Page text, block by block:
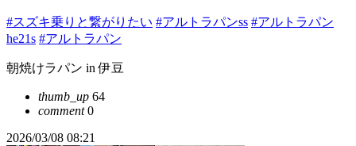
#スズキ乗りと繋がりたい #アルトラパンss #アルトラパン
he21s #アルトラパン
朝焼けラパン in 伊豆
thumb_up 64
comment0
2026/03/08 08:21